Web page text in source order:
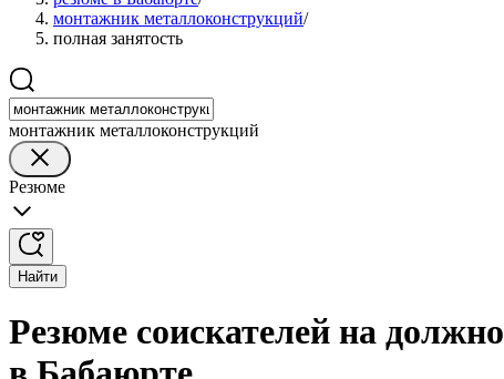
монтажник металлоконструкций/
полная занятость
монтажник металлоконструкций
Резюме
Найти
Резюме соискателей на